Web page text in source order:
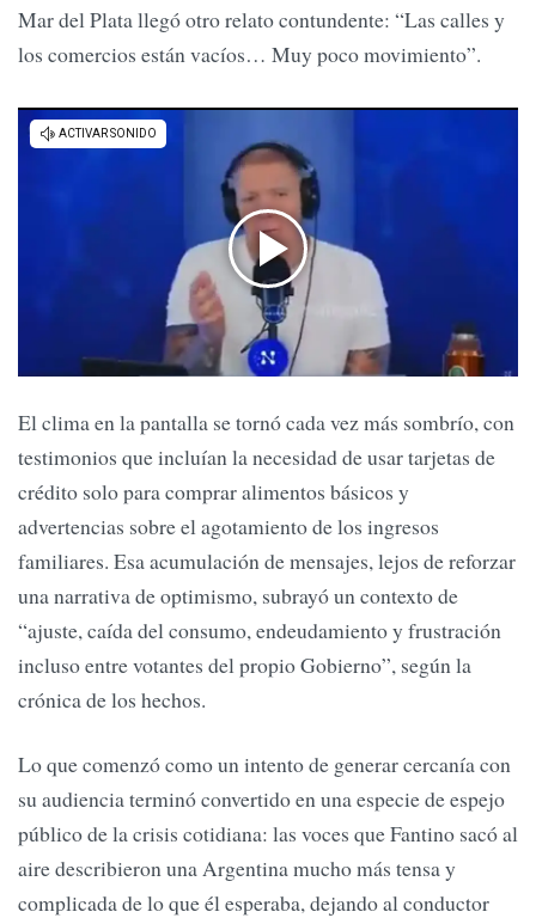
Mar del Plata llegó otro relato contundente: “Las calles y
los comercios están vacíos… Muy poco movimiento”.
El clima en la pantalla se tornó cada vez más sombrío, con
testimonios que incluían la necesidad de usar tarjetas de
crédito solo para comprar alimentos básicos y
advertencias sobre el agotamiento de los ingresos
familiares. Esa acumulación de mensajes, lejos de reforzar
una narrativa de optimismo, subrayó un contexto de
“ajuste, caída del consumo, endeudamiento y frustración
incluso entre votantes del propio Gobierno”, según la
crónica de los hechos.
Lo que comenzó como un intento de generar cercanía con
su audiencia terminó convertido en una especie de espejo
público de la crisis cotidiana: las voces que Fantino sacó al
aire describieron una Argentina mucho más tensa y
complicada de lo que él esperaba, dejando al conductor